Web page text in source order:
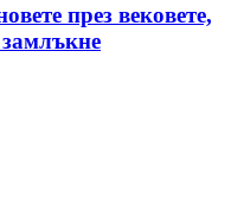
през вековете,